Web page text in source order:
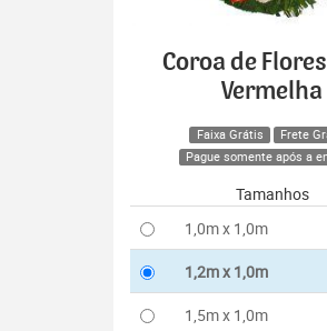
Coroa de
Vermelha
Faixa Grátis
Frete
Pague somente após a
Tamanhos
1,0m x 1,0m
1,2m x 1,0m
1,5m x 1,0m